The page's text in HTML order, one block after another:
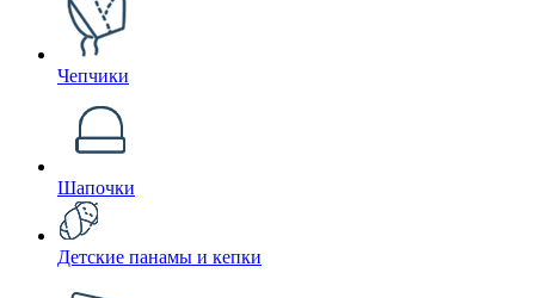
Чепчики
Шапочки
Детские панамы и кепки